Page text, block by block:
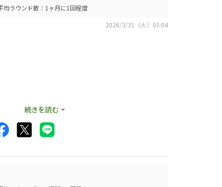
均ラウンド数：1ヶ月に1回程度
2026/3/31（火）05:04
続きを読む